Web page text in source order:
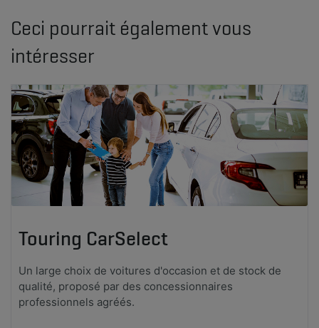
Ceci pourrait également vous
intéresser
Touring CarSelect
Un large choix de voitures d'occasion et de stock de
qualité, proposé par des concessionnaires
professionnels agréés.